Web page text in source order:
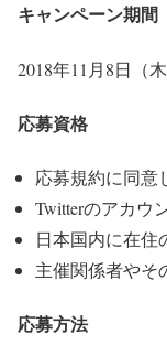
キャンペーン期間
2018年11月8日（
応募資格
応募規約に同意
Twitterのアカウ
日本国内に在住
主催関係者やそ
応募方法